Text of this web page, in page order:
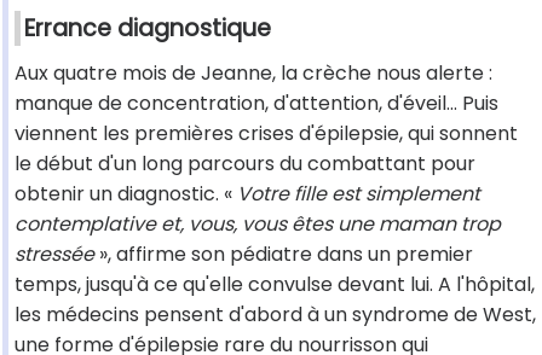
Errance diagnostique
Aux quatre mois de Jeanne, la crèche nous alerte :
manque de concentration, d'attention, d'éveil... Puis
viennent les premières crises d'épilepsie, qui sonnent
le début d'un long parcours du combattant pour
obtenir un diagnostic. « Votre fille est simplement
contemplative et, vous, vous êtes une maman trop
stressée», affirme son pédiatre dans un premier
temps, jusqu'à ce qu'elle convulse devant lui. A l'hôpital,
les médecins pensent d'abord à un syndrome de West,
une forme d'épilepsie rare du nourrisson qui